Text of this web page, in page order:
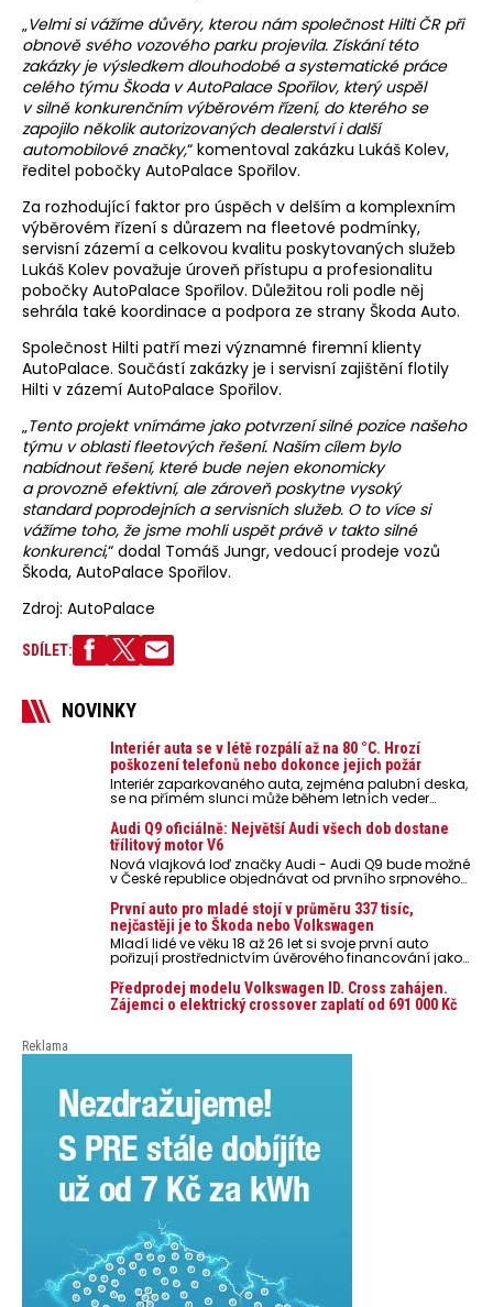
„Velmi si vážíme důvěry, kterou nám společnost Hilti ČR při
obnově svého vozového parku projevila. Získání této
zakázky je výsledkem dlouhodobé a systematické práce
celého týmu Škoda v AutoPalace Spořilov, který uspěl
v silně konkurenčním výběrovém řízení, do kterého se
zapojilo několik autorizovaných dealerství i další
automobilové značky,“ komentoval zakázku Lukáš Kolev,
ředitel pobočky AutoPalace Spořilov.
Za rozhodující faktor pro úspěch v delším a komplexním
výběrovém řízení s důrazem na fleetové podmínky,
servisní zázemí a celkovou kvalitu poskytovaných služeb
Lukáš Kolev považuje úroveň přístupu a profesionalitu
pobočky AutoPalace Spořilov. Důležitou roli podle něj
sehrála také koordinace a podpora ze strany Škoda Auto.
Společnost Hilti patří mezi významné firemní klienty
AutoPalace. Součástí zakázky je i servisní zajištění flotily
Hilti v zázemí AutoPalace Spořilov.
„Tento projekt vnímáme jako potvrzení silné pozice našeho
týmu v oblasti fleetových řešení. Naším cílem bylo
nabídnout řešení, které bude nejen ekonomicky
a provozně efektivní, ale zároveň poskytne vysoký
standard poprodejních a servisních služeb. O to více si
vážíme toho, že jsme mohli uspět právě v takto silné
konkurenci,“ dodal Tomáš Jungr, vedoucí prodeje vozů
Škoda, AutoPalace Spořilov.
Zdroj: AutoPalace
SDÍLET:
NOVINKY
Interiér auta se v létě rozpálí až na 80 °C. Hrozí
poškození telefonů nebo dokonce jejich požár
Interiér zaparkovaného auta, zejména palubní deska,
se na přímém slunci může během letních veder
nebezpečí pro odložené mobilní telefony, powerbanky
nebo notebooky. Můžou urychlit stárnutí baterií,
poškodit elektroniku a ve výjimečných případech i
zvýšit riziko požáru.
Audi Q9 oficiálně: Největší Audi všech dob dostane
třílitový motor V6
Nová vlajková loď značky Audi - Audi Q9 bude možné
v České republice objednávat od prvního srpnového
První auto pro mladé stojí v průměru 337 tisíc,
nejčastěji je to Škoda nebo Volkswagen
Mladí lidé ve věku 18 až 26 let si svoje první auto
pořizují prostřednictvím úvěrového financování jako
auto. Průměrná pořizovací cena vozu dosahuje 337
tisíc korun a průměrná financovaná částka
přesahuje 251 tisíc korun. Vyplývá to z dat Leasingu
Předprodej modelu Volkswagen ID. Cross zahájen.
Zájemci o elektrický crossover zaplatí od 691 000 Kč
Reklama